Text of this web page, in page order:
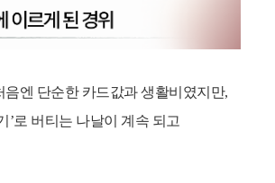
음엔 단순한 카드값과 생활비였지만,
’로 버티는 나날이 계속 되고